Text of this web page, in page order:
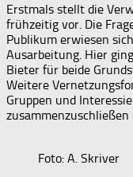
Erstmals stellt die
frühzeitig vor. Die
Publikum erwiesen
Ausarbeitung. Hier
Bieter für beide
Weitere
Gruppen und
Foto: A. Skriver